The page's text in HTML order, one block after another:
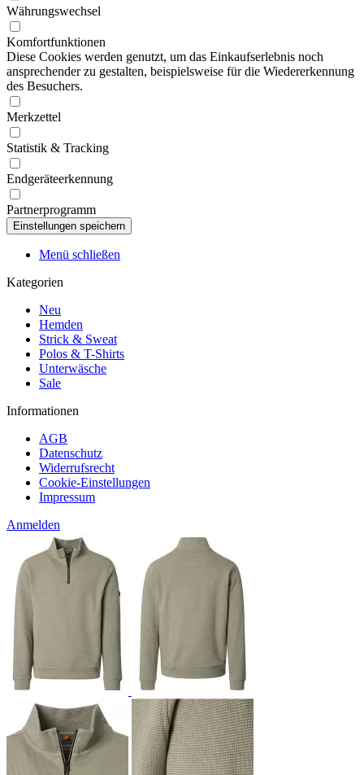
Währungswechsel
Komfortfunktionen
Diese Cookies werden genutzt, um das Einkaufserlebnis noch
ansprechender zu gestalten, beispielsweise für die Wiedererkennung
des Besuchers.
Merkzettel
Statistik & Tracking
Endgeräteerkennung
Partnerprogramm
Menü schließen
Kategorien
Neu
Hemden
Strick & Sweat
Polos & T-Shirts
Unterwäsche
Sale
Informationen
AGB
Datenschutz
Widerrufsrecht
Cookie-Einstellungen
Impressum
Anmelden